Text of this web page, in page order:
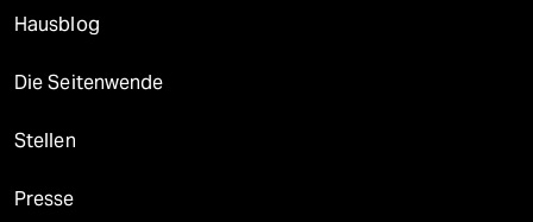
Hausblog
Die Seitenwende
Stellen
Presse